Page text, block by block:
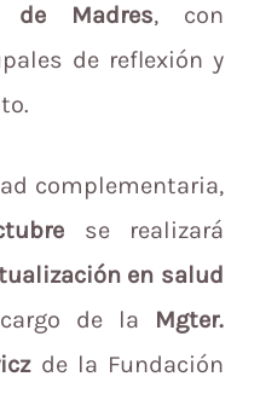
de Madres, con
de reflexión y
complementaria,
se realizará
en salud
de la Mgter.
de la Fundación